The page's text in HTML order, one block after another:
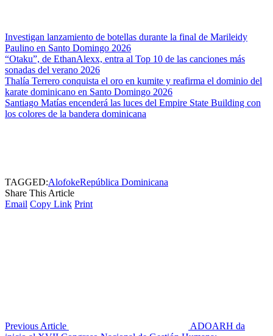
Investigan lanzamiento de botellas durante la final de Marileidy
Paulino en Santo Domingo 2026
“Otaku”, de EthanAlexx, entra al Top 10 de las canciones más
sonadas del verano 2026
Thalía Terrero conquista el oro en kumite y reafirma el dominio del
karate dominicano en Santo Domingo 2026
Santiago Matías encenderá las luces del Empire State Building con
los colores de la bandera dominicana
TAGGED:AlofokeRepública Dominicana
Share This Article
Email Copy Link Print
Previous Article
ADOARH da